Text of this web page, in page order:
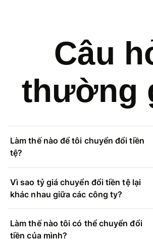
Câu
thường
Làm thế nào để tôi chuyển đổi tiền
tệ?
Vì sao tỷ giá chuyển đổi tiền tệ lại
khác nhau giữa các công ty?
Làm thế nào tôi có thể chuyển đổi
tiền của mình?